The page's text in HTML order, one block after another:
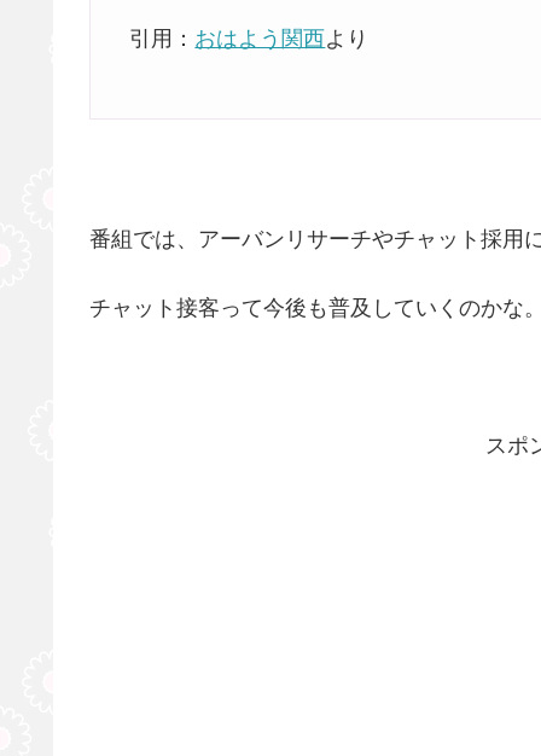
引用： おはよう関西より
番組では、アーバンリサーチやチャット採用
チャット接客って今後も普及していくのかな
スポ